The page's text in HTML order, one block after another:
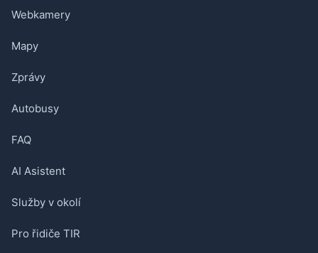
Webkamery
Mapy
Zprávy
Autobusy
FAQ
AI Asistent
Služby v okolí
Pro řidiče TIR